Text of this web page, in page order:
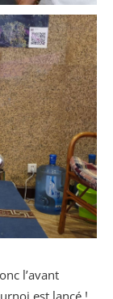
l’avant
est lancé !